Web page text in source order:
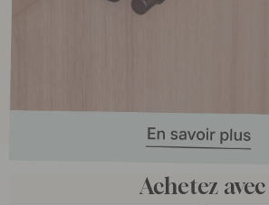
Achetez avec